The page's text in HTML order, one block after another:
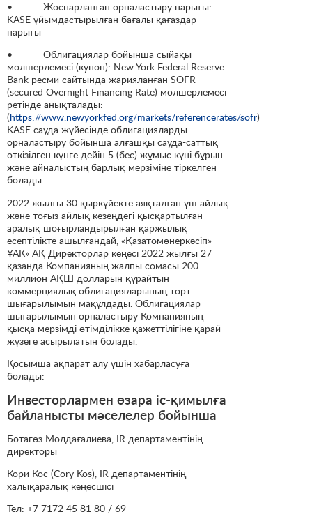
• Жоспарланған орналастыру нарығы:
KASE ұйымдастырылған бағалы қағаздар
нарығы
• Облигациялар бойынша сыйақы
мөлшерлемесі (купон): New York Federal Reserve
Bank ресми сайтында жарияланған SOFR
(secured Overnight Financing Rate) мөлшерлемесі
ретінде анықталады:
(https://www.newyorkfed.org/markets/referencerates/sofr)
KASE сауда жүйесінде облигацияларды
орналастыру бойынша алғашқы сауда-саттық
өткізілген күнге дейін 5 (бес) жұмыс күні бұрын
және айналыстың барлық мерзіміне тіркелген
болады
2022 жылғы 30 қыркүйекте аяқталған үш айлық
және тоғыз айлық кезеңдегі қысқартылған
аралық шоғырландырылған қаржылық
есептілікте ашылғандай, «Қазатомөнеркәсіп»
ҰАК» АҚ Директорлар кеңесі 2022 жылғы 27
қазанда Компанияның жалпы сомасы 200
миллион АҚШ долларын құрайтын
коммерциялық облигацияларының төрт
шығарылымын мақұлдады. Облигациялар
шығарылымын орналастыру Компанияның
қысқа мерзімді өтімділікке қажеттілігіне қарай
жүзеге асырылатын болады.
Қосымша ақпарат алу үшін хабарласуға
болады:
Инвесторлармен өзара іс-қимылға
байланысты мәселелер бойынша
Ботагөз Молдағалиева, IR департаментінің
директоры
Кори Кос (Cory Kos), IR департаментінің
халықаралық кеңесшісі
Тел: +7 7172 45 81 80 / 69